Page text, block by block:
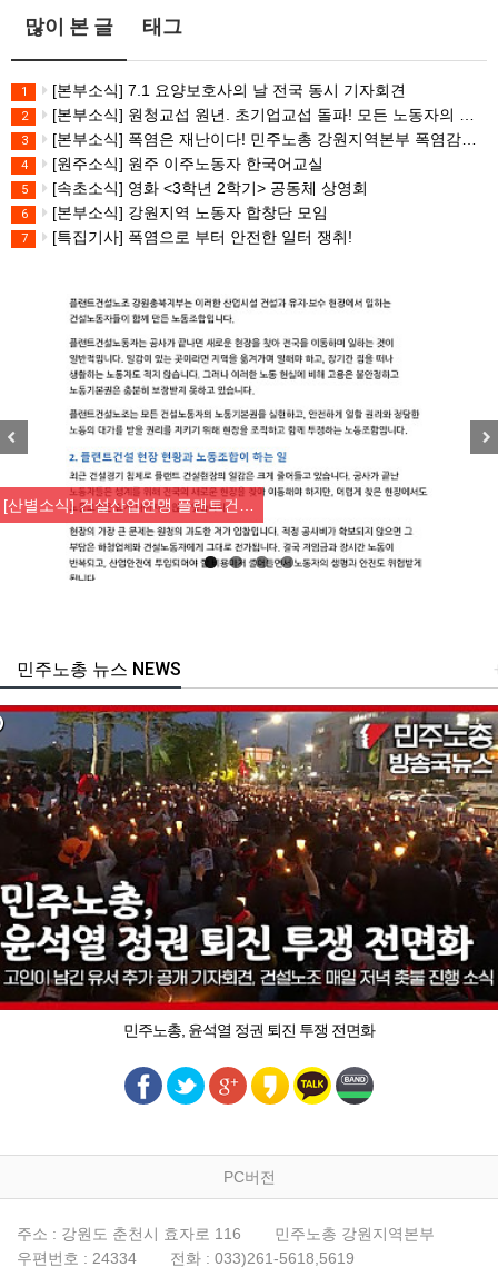
많이 본 글 태그
1 [본부소식] 7.1 요양보호사의 날 전국 동시 기자회견
2 [본부소식] 원청교섭 원년. 초기업교섭 돌파! 모든 노동자의 노동기본권 쟁취! 민주노총 7.15 총파업대회
3 [본부소식] 폭염은 재난이다! 민주노총 강원지역본부 폭염감시단 선포 기자회견
4 [원주소식] 원주 이주노동자 한국어교실
5 [속초소식] 영화 <3학년 2학기> 공동체 상영회
6 [본부소식] 강원지역 노동자 합창단 모임
7 [특집기사] 폭염으로 부터 안전한 일터 쟁취!
[산별소식] 건설산업연맹 플랜트건…
주노총 뉴스 NEWS
민주노총, 윤석열 정권 퇴진 투쟁 전면화
PC버전
주소 : 강원도 춘천시 효자로 116
민주노총 강원지역본부
우편번호 : 24334
전화 : 033)261-5618,5619